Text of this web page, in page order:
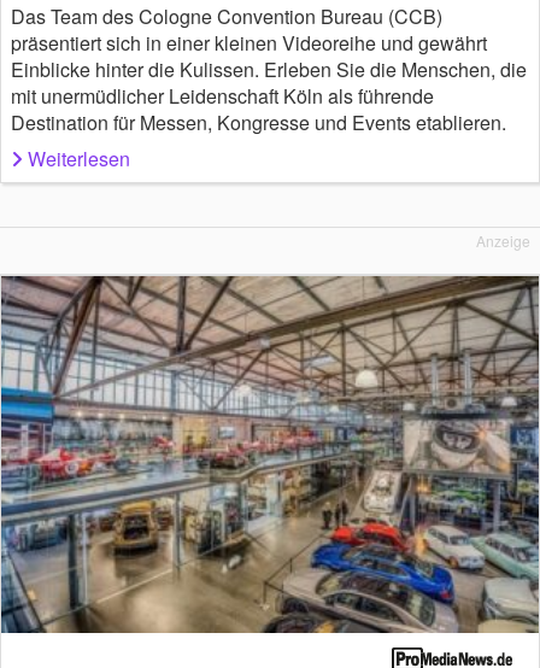
Das Team des Cologne Convention Bureau (CCB)
präsentiert sich in einer kleinen Videoreihe und gewährt
Einblicke hinter die Kulissen. Erleben Sie die Menschen, die
mit unermüdlicher Leidenschaft Köln als führende
Destination für Messen, Kongresse und Events etablieren.
Weiterlesen
Anzeige